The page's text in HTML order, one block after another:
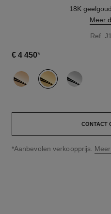
18K
Meer
Ref.
€ 4 450*
variant (3)
CONTACT
↩
*Aanbevolen verkoopprijs.